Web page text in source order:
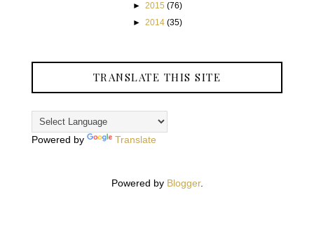
► 2015 (76)
► 2014 (35)
TRANSLATE THIS SITE
Powered by Translate
Powered by Blogger.